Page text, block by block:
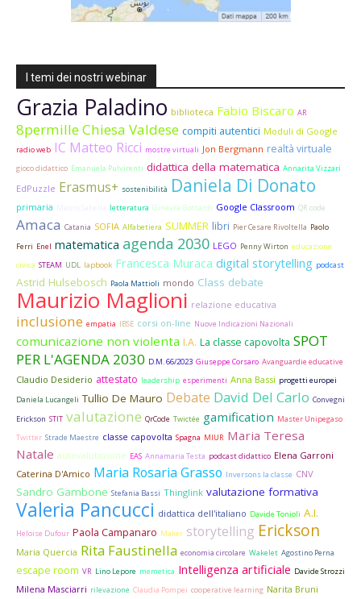
I temi dei nostri webinar
Grazia Paladino biblioteca Fabio Biscaro AR
8permille Chiesa Valdese compiti autentici Moduli di Google
radio web IC Matteo Ricci mostre virtuali Jon Bergmann realtà virtuale
gioco didattico Emanuela Pulvirenti didattica della matematica Annarita Vizzari
EdPuzzle Erasmus+ sostenibilità Daniela Di Donato
primaria letteratura Ginevra Gottardi Google Classroom QR code
Amaca Catania SOFIA Alfabetiera SUMMER libri Pier Cesare Rivoltella Paolo
Ferri Enel matematica agenda 2030 LEGO Penny Wirton educazione
civica STEAM UDL lapbook Francesca Muraca digital storytelling podcast
Astrid Hulsebosch Paola Mattioli mondo Class debate
Maurizio Maglioni relazione educativa
inclusione empatia IBSE corsi on-line Nuove Indicazioni Nazionali
comunicazione non violenta I.A. La classe capovolta SPOT
PER L'AGENDA 2030 D.M. 66/2023 Giuseppe Corsaro Avanguardie educative
Claudio Desiderio attestato leadership esperimenti Anna Bassi progetti europei
Daniela Lucangeli Tullio De Mauro Debate David Del Carlo Convegni
Erickson STIT valutazione QrCode Twictée gamification Master Unipegaso
Twitter Strade Maestre classe capovolta Spagna MIUR Maria Teresa
Natale autovalutazione EAS Annamaria Testa podcast didattico Elena Garroni
Caterina D'Amico Maria Rosaria Grasso Inversons la classe CNV
Sandro Gambone Stefania Bassi Thinglink valutazione formativa
Valeria Pancucci didattica dell'italiano Davide Tonioli A.I.
Heloise Dufour Paola Campanaro Maker storytelling Erickson
Maria Quercia Rita Faustinella economia circolare Wakelet Agostino Perna
escape room VR Lino Lepore memetica Intelligenza artificiale Davide Strozzi
Milena Masciarri rilevazione Claudia Pompei cooperative learning Narita Bruni